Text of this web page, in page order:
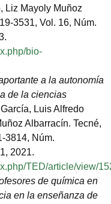
Liz Mayoly Muñoz
3531, Vol. 16, Núm.
bio-
a la autonomía
de la ciencias
Luis Alfredo
Albarracín. Tecné,
3814, Núm.
2021.
TED/article/view/
de química en
en la enseñanza de